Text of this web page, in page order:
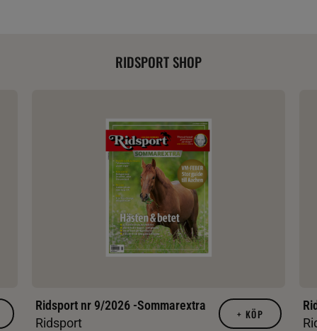
RIDSPORT SHOP
Ridsport nr 9/2026 -Sommarextra
Ridsport
+ KÖP